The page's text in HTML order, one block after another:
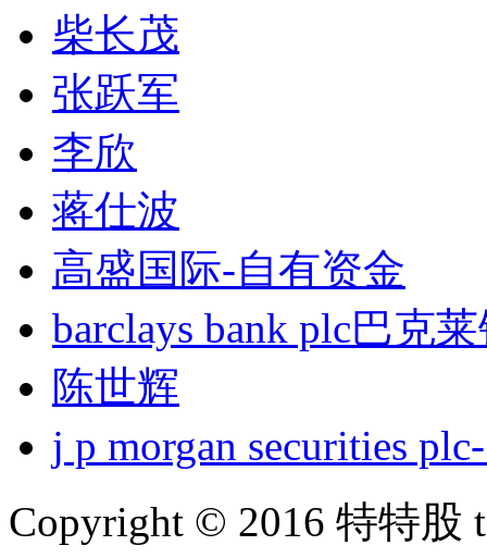
柴长茂
张跃军
李欣
蒋仕波
高盛国际-自有资金
barclays bank plc巴克
陈世辉
j p morgan securities
Copyright © 2016 特特股